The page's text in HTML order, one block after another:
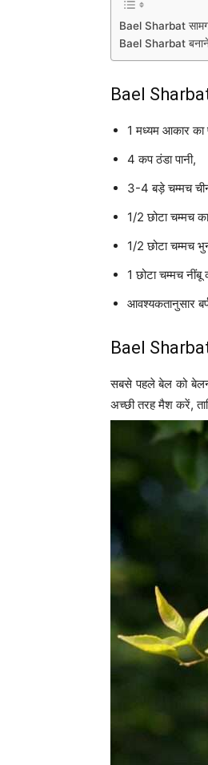
Bael Sharbat
Bael Sharbat बनाने
Bael Sharbat
1 मध्यम आकार का
4 कप ठंडा पानी,
3-4 बड़े चम्मच
1/2 छोटा चम्मच
1/2 छोटा चम्मच
1 छोटा चम्मच नींबू
आवश्यकतानुसार
Bael Sharbat
सबसे पहले बेल को बेलन
अच्छी तरह मैश करें,